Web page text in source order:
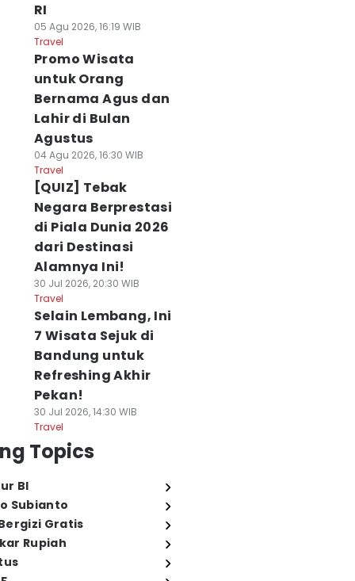
RI
05 Agu 2026, 16:19 WIB
Travel
Promo Wisata
untuk Orang
Bernama Agus dan
Lahir di Bulan
Agustus
04 Agu 2026, 16:30 WIB
Travel
[QUIZ] Tebak
Negara Berprestasi
di Piala Dunia 2026
dari Destinasi
Alamnya Ini!
30 Jul 2026, 20:30 WIB
Travel
Selain Lembang, Ini
7 Wisata Sejuk di
Bandung untuk
Refreshing Akhir
Pekan!
30 Jul 2026, 14:30 WIB
Travel
Topics
BI
Subianto
Gratis
Rupiah